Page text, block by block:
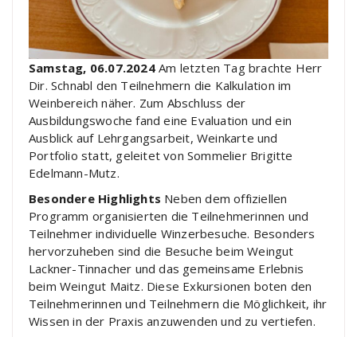
Samstag, 06.07.2024 Am letzten Tag brachte Herr
Dir. Schnabl den Teilnehmern die Kalkulation im
Weinbereich näher. Zum Abschluss der
Ausbildungswoche fand eine Evaluation und ein
Ausblick auf Lehrgangsarbeit, Weinkarte und
Portfolio statt, geleitet von Sommelier Brigitte
Edelmann-Mutz.
Besondere Highlights Neben dem offiziellen
Programm organisierten die Teilnehmerinnen und
Teilnehmer individuelle Winzerbesuche. Besonders
hervorzuheben sind die Besuche beim Weingut
Lackner-Tinnacher und das gemeinsame Erlebnis
beim Weingut Maitz. Diese Exkursionen boten den
Teilnehmerinnen und Teilnehmern die Möglichkeit, ihr
Wissen in der Praxis anzuwenden und zu vertiefen.